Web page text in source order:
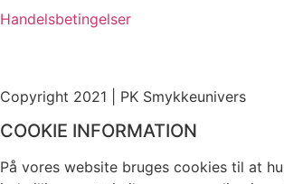
Handelsbetingelser
Copyright 2021 | PK Smykkeunivers
COOKIE INFORMATION
På vores website bruges cookies til at